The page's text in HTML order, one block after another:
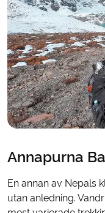
Annapurna
En annan av Nepals
utan anledning.